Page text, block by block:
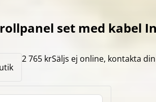
set med kabel
2 765 krSäljs ej online, kontakta